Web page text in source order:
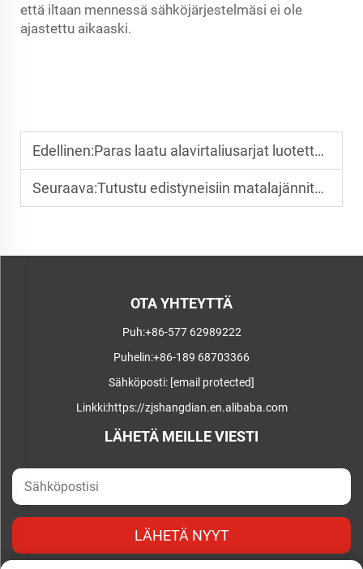
että iltaan mennessä sähköjärjestelmäsi ei ole
ajastettu aikaaski.
Edellinen:Paras laatu alavirtaliusarjat luotettavan sähkön jakelun varten
Seuraava:Tutustu edistyneisiin matalajännitekaapteihin parhaan suorituskyvyn saavuttamiseksi
OTA YHTEYTTÄ
Puh:+86-577 62989222
Puhelin:+86-189 68703366
Sähköposti: [email protected]
Linkki:https://zjshangdian.en.alibaba.com
LÄHETÄ MEILLE VIESTI
LÄHETÄ NYYT